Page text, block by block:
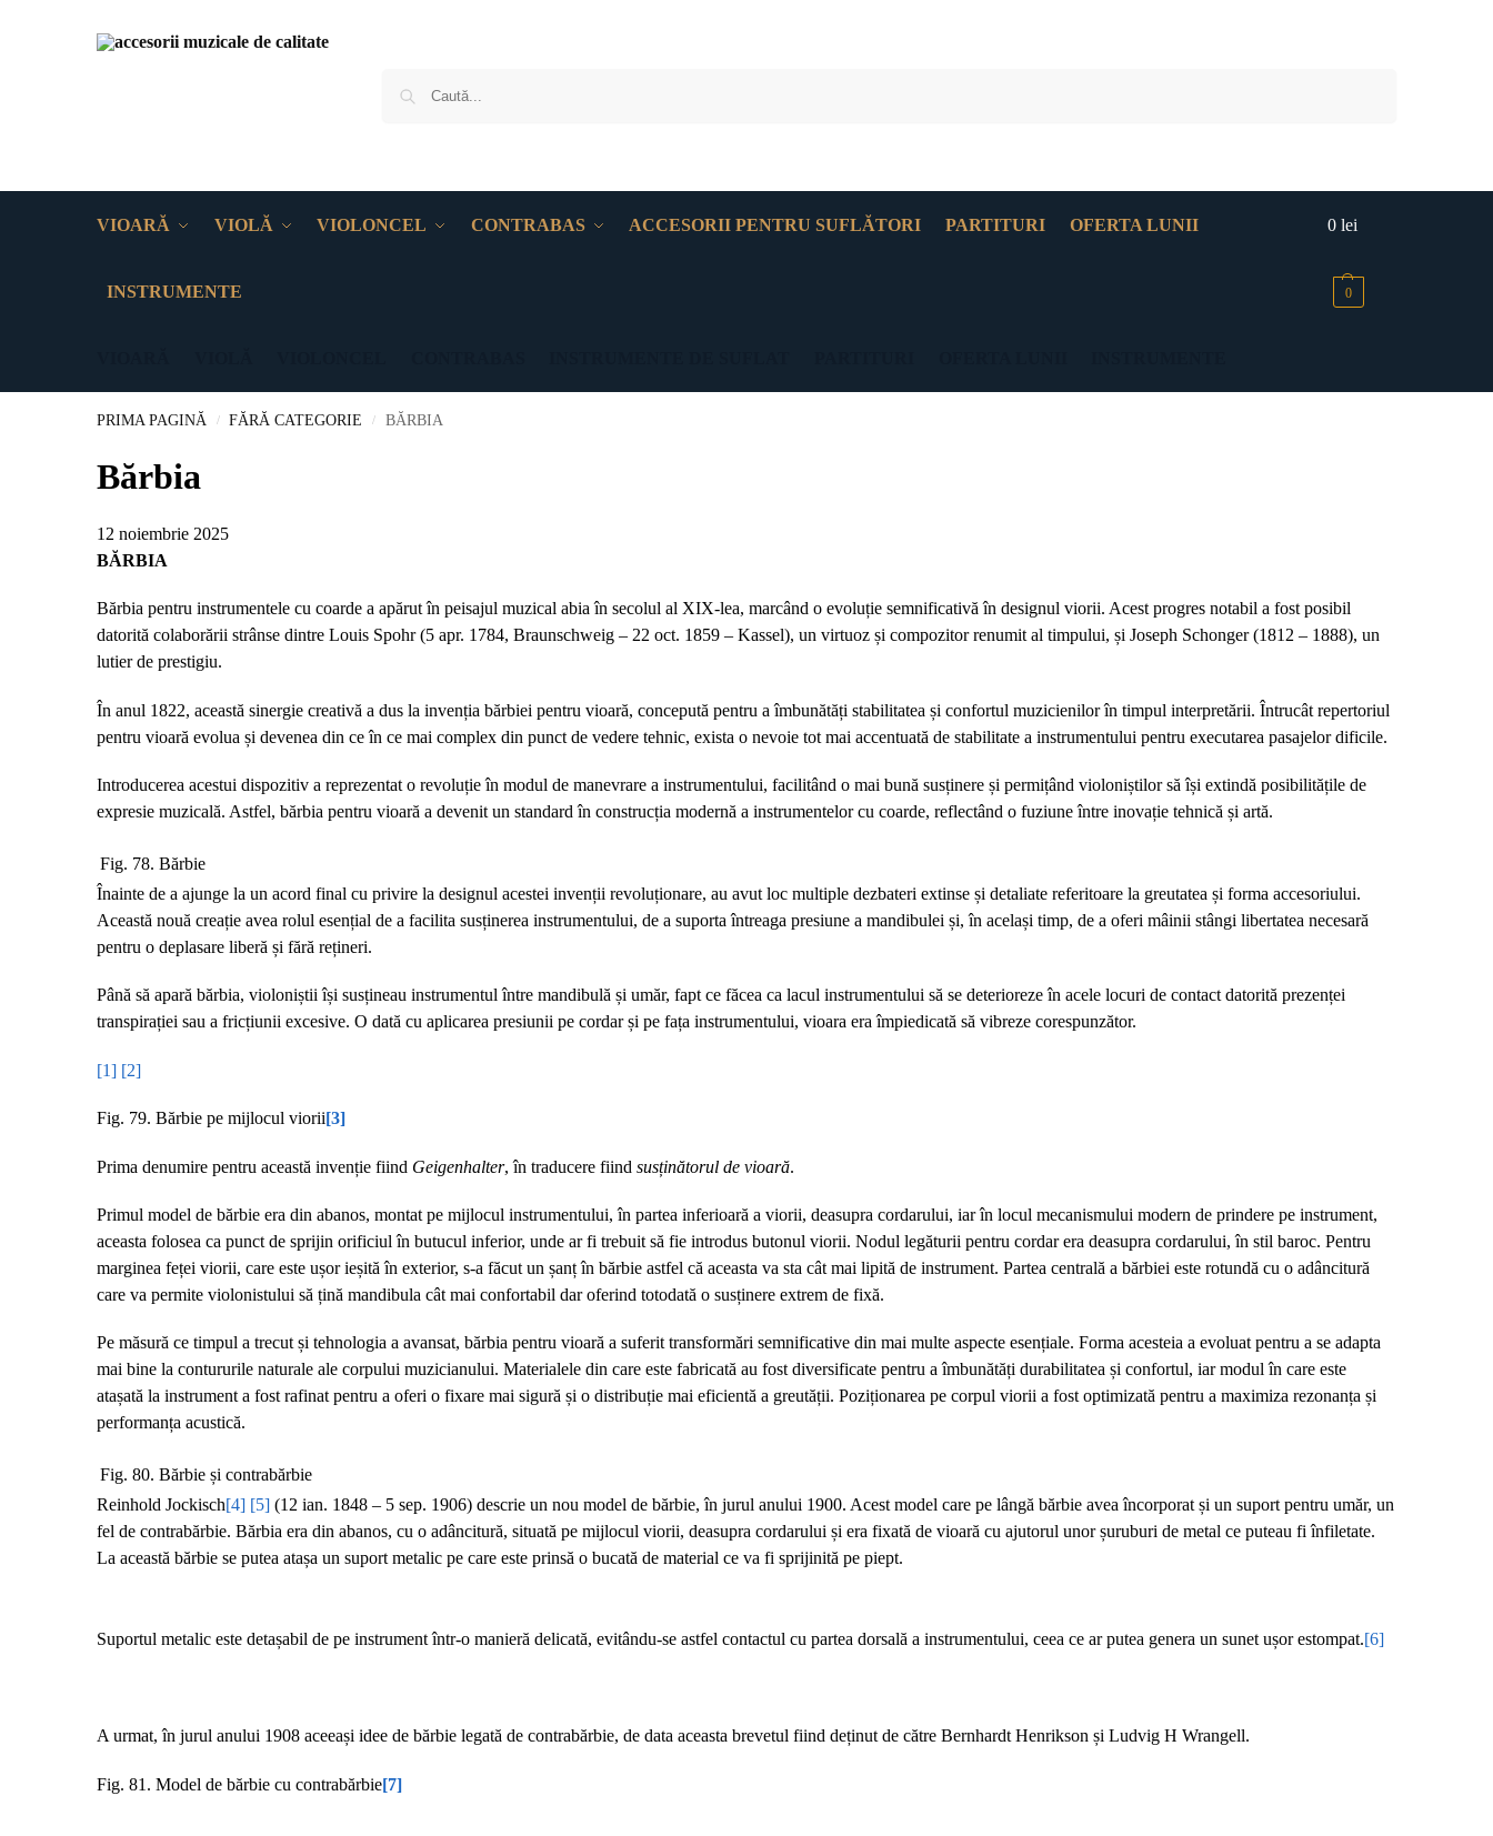
VIOARĂ VIOLĂ VIOLONCEL CONTRABAS ACCESORII PENTRU SUFLĂTORI PARTITURI OFERTA LUNII
INSTRUMENTE
0lei
0
PRIMA PAGINĂ / FĂRĂ CATEGORIE / BĂRBIA
Bărbia
12 noiembrie 2025
BĂRBIA
Bărbia pentru instrumentele cu coarde a apărut în peisajul muzical abia în secolul al XIX-lea, marcând o evoluție semnificativă în designul viorii. Acest progres notabil a fost posibil
datorită colaborării strânse dintre Louis Spohr (5 apr. 1784, Braunschweig – 22 oct. 1859 – Kassel), un virtuoz și compozitor renumit al timpului, și Joseph Schonger (1812 – 1888), un
lutier de prestigiu.
În anul 1822, această sinergie creativă a dus la invenția bărbiei pentru vioară, concepută pentru a îmbunătăți stabilitatea și confortul muzicienilor în timpul interpretării. Întrucât repertoriul
pentru vioară evolua și devenea din ce în ce mai complex din punct de vedere tehnic, exista o nevoie tot mai accentuată de stabilitate a instrumentului pentru executarea pasajelor dificile.
Introducerea acestui dispozitiv a reprezentat o revoluție în modul de manevrare a instrumentului, facilitând o mai bună susținere și permițând violoniștilor să își extindă posibilitățile de
expresie muzicală. Astfel, bărbia pentru vioară a devenit un standard în construcția modernă a instrumentelor cu coarde, reflectând o fuziune între inovație tehnică și artă.
Fig. 78. Bărbie
Înainte de a ajunge la un acord final cu privire la designul acestei invenții revoluționare, au avut loc multiple dezbateri extinse și detaliate referitoare la greutatea și forma accesoriului.
Această nouă creație avea rolul esențial de a facilita susținerea instrumentului, de a suporta întreaga presiune a mandibulei și, în același timp, de a oferi mâinii stângi libertatea necesară
pentru o deplasare liberă și fără rețineri.
Până să apară bărbia, violoniștii își susțineau instrumentul între mandibulă și umăr, fapt ce făcea ca lacul instrumentului să se deterioreze în acele locuri de contact datorită prezenței
transpirației sau a fricțiunii excesive. O dată cu aplicarea presiunii pe cordar și pe fața instrumentului, vioara era împiedicată să vibreze corespunzător.
[1] [2]
Fig. 79. Bărbie pe mijlocul viorii[3]
Prima denumire pentru această invenție fiind Geigenhalter, în traducere fiind susținătorul de vioară.
Primul model de bărbie era din abanos, montat pe mijlocul instrumentului, în partea inferioară a viorii, deasupra cordarului, iar în locul mecanismului modern de prindere pe instrument,
aceasta folosea ca punct de sprijin orificiul în butucul inferior, unde ar fi trebuit să fie introdus butonul viorii. Nodul legăturii pentru cordar era deasupra cordarului, în stil baroc. Pentru
marginea feței viorii, care este ușor ieșită în exterior, s-a făcut un șanț în bărbie astfel că aceasta va sta cât mai lipită de instrument. Partea centrală a bărbiei este rotundă cu o adâncitură
care va permite violonistului să țină mandibula cât mai confortabil dar oferind totodată o susținere extrem de fixă.
Pe măsură ce timpul a trecut și tehnologia a avansat, bărbia pentru vioară a suferit transformări semnificative din mai multe aspecte esențiale. Forma acesteia a evoluat pentru a se adapta
mai bine la contururile naturale ale corpului muzicianului. Materialele din care este fabricată au fost diversificate pentru a îmbunătăți durabilitatea și confortul, iar modul în care este
atașată la instrument a fost rafinat pentru a oferi o fixare mai sigură și o distribuție mai eficientă a greutății. Poziționarea pe corpul viorii a fost optimizată pentru a maximiza rezonanța și
performanța acustică.
Fig. 80. Bărbie și contrabărbie
Reinhold Jockisch[4] [5] (12 ian. 1848 – 5 sep. 1906) descrie un nou model de bărbie, în jurul anului 1900. Acest model care pe lângă bărbie avea încorporat și un suport pentru umăr, un
fel de contrabărbie. Bărbia era din abanos, cu o adâncitură, situată pe mijlocul viorii, deasupra cordarului și era fixată de vioară cu ajutorul unor șuruburi de metal ce puteau fi înfiletate.
La această bărbie se putea atașa un suport metalic pe care este prinsă o bucată de material ce va fi sprijinită pe piept.
Suportul metalic este detașabil de pe instrument într-o manieră delicată, evitându-se astfel contactul cu partea dorsală a instrumentului, ceea ce ar putea genera un sunet ușor estompat.[6]
A urmat, în jurul anului 1908 aceeași idee de bărbie legată de contrabărbie, de data aceasta brevetul fiind deținut de către Bernhardt Henrikson și Ludvig H Wrangell.
Fig. 81. Model de bărbie cu contrabărbie[7]